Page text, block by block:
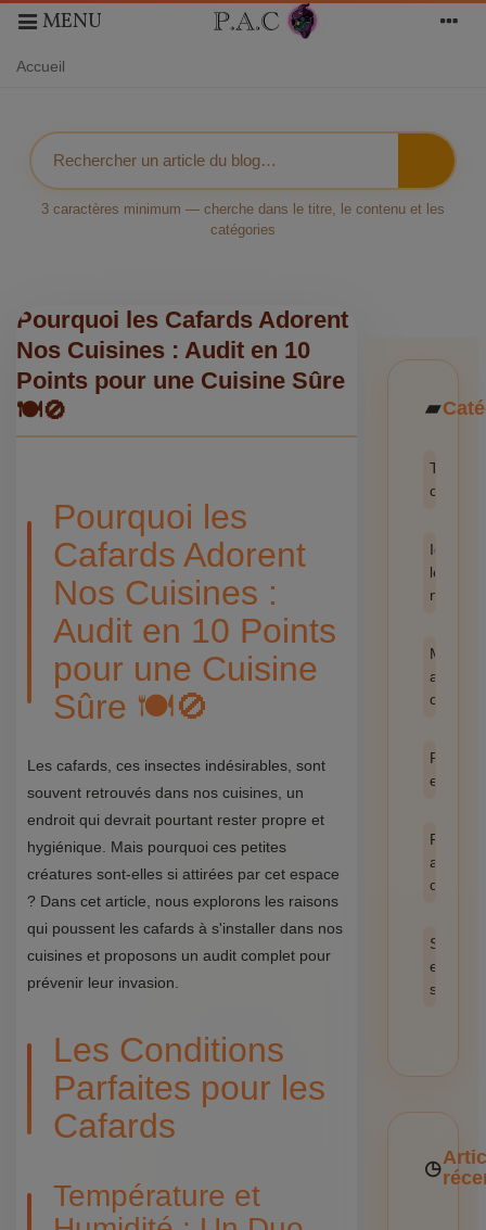
MENU
Accueil
3 caractères minimum — cherche dans le titre, le contenu et les
catégories
Pourquoi les Cafards Adorent
Nos Cuisines : Audit en 10
Points pour une Cuisine Sûre
🍽️🚫
Pourquoi les
Cafards Adorent
Nos Cuisines :
Audit en 10 Points
pour une Cuisine
Sûre 🍽️🚫
Les cafards, ces insectes indésirables, sont
souvent retrouvés dans nos cuisines, un
endroit qui devrait pourtant rester propre et
hygiénique. Mais pourquoi ces petites
créatures sont-elles si attirées par cet espace
? Dans cet article, nous explorons les raisons
qui poussent les cafards à s'installer dans nos
cuisines et proposons un audit complet pour
prévenir leur invasion.
Les Conditions
Parfaites pour les
Cafards
Température et
Toutes
les
anti-
cafards
et
Produit
anti
cafards
Santé
et
sécurité